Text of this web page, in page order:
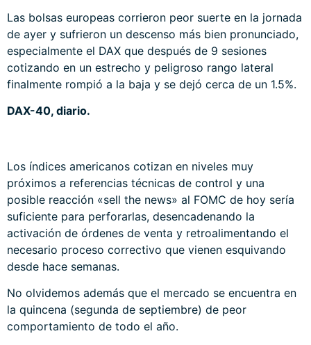
Las bolsas europeas corrieron peor suerte en la jornada
de ayer y sufrieron un descenso más bien pronunciado,
especialmente el DAX que después de 9 sesiones
cotizando en un estrecho y peligroso rango lateral
finalmente rompió a la baja y se dejó cerca de un 1.5%.
DAX-40, diario.
Los índices americanos cotizan en niveles muy
próximos a referencias técnicas de control y una
posible reacción «sell the news» al FOMC de hoy sería
suficiente para perforarlas, desencadenando la
activación de órdenes de venta y retroalimentando el
necesario proceso correctivo que vienen esquivando
desde hace semanas.
No olvidemos además que el mercado se encuentra en
la quincena (segunda de septiembre) de peor
comportamiento de todo el año.